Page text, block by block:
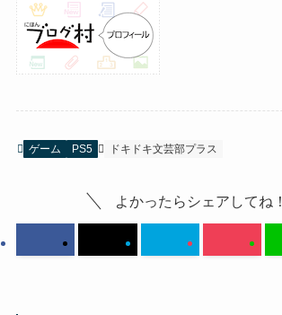
ゲーム PS5 ドキドキ文芸部プラス
よかったらシェアしてね！